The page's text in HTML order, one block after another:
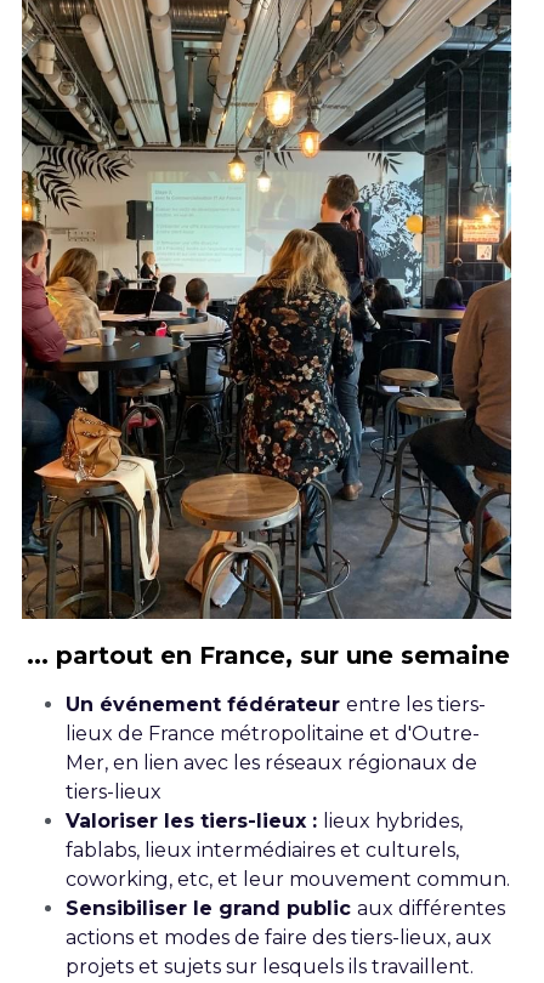
... partout en France, sur une semaine
Un événement fédérateur entre les tiers-
lieux de France métropolitaine et d'Outre-
Mer, en lien avec les réseaux régionaux de
tiers-lieux
Valoriser les tiers-lieux : lieux hybrides,
fablabs, lieux intermédiaires et culturels,
coworking, etc, et leur mouvement commun.
Sensibiliser le grand public aux différentes
actions et modes de faire des tiers-lieux, aux
projets et sujets sur lesquels ils travaillent.